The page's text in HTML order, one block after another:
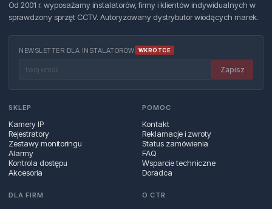
Od 2001 r. wyposażamy instalatorów, firmy i klientów indywidualnych w
sprawdzony sprzęt CCTV. Autoryzowany dystrybutor wiodących marek.
NEWSLETTER DLA INSTALATORÓW WKRÓTCE
Zapisz
SKLEP
Kamery IP
Rejestratory
Zestawy monitoringu
Alarmy
Kontrola dostępu
Akcesoria
POMOC
Kontakt
Reklamacje i zwroty
Status zamówienia
FAQ
Wsparcie techniczne
Doradca
DLA FIRM O CTR